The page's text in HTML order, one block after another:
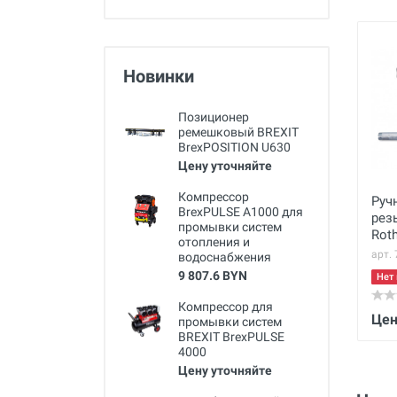
Новинки
Позиционер
ремешковый BREXIT
BrexPOSITION U630
Цену уточняйте
Компрессор
BrexPULSE A1000 для
промывки систем
отопления и
водоснабжения
9 807.6 BYN
Компрессор для
промывки систем
BREXIT BrexPULSE
4000
Цену уточняйте
1.1/
арт.
Нет